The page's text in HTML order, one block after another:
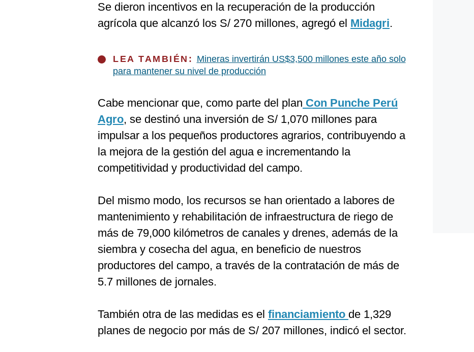
Se dieron incentivos en la recuperación de la producción
agrícola que alcanzó los S/ 270 millones, agregó el Midagri.
LEA TAMBIÉN: Mineras invertirán US$3,500 millones este año solo
para mantener su nivel de producción
Cabe mencionar que, como parte del plan Con Punche Perú
Agro, se destinó una inversión de S/ 1,070 millones para
impulsar a los pequeños productores agrarios, contribuyendo a
la mejora de la gestión del agua e incrementando la
competitividad y productividad del campo.
Del mismo modo, los recursos se han orientado a labores de
mantenimiento y rehabilitación de infraestructura de riego de
más de 79,000 kilómetros de canales y drenes, además de la
siembra y cosecha del agua, en beneficio de nuestros
productores del campo, a través de la contratación de más de
5.7 millones de jornales.
También otra de las medidas es el financiamiento de 1,329
planes de negocio por más de S/ 207 millones, indicó el sector.